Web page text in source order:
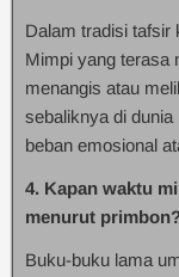
Dalam tradisi tafsir
Mimpi yang terasa
menangis atau
sebaliknya di
beban emosional
4. Kapan waktu
menurut
Buku-buku lama